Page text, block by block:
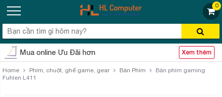
0
Mua online Ưu Đãi hơn Xem thêm
Home Phím, chuột, ghế game, gear Bàn Phím
Bàn phím gaming
Fuhlen L411